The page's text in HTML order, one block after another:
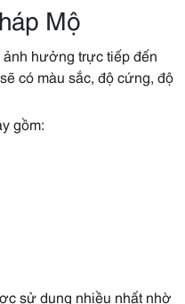
Mộ
hưởng trực tiếp đến
có màu sắc, độ cứng, độ
gồm:
sử dụng nhiều nhất nhờ